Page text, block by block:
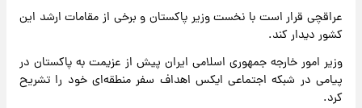
عراقچی قرار است با نخست وزیر پاکستان و برخی از مقامات ارشد این
کشور دیدار کند.
وزیر امور خارجه جمهوری اسلامی ایران پیش از عزیمت به پاکستان در
پیامی در شبکه اجتماعی ایکس اهداف سفر منطقه‌ای خود را تشریح
کرد.